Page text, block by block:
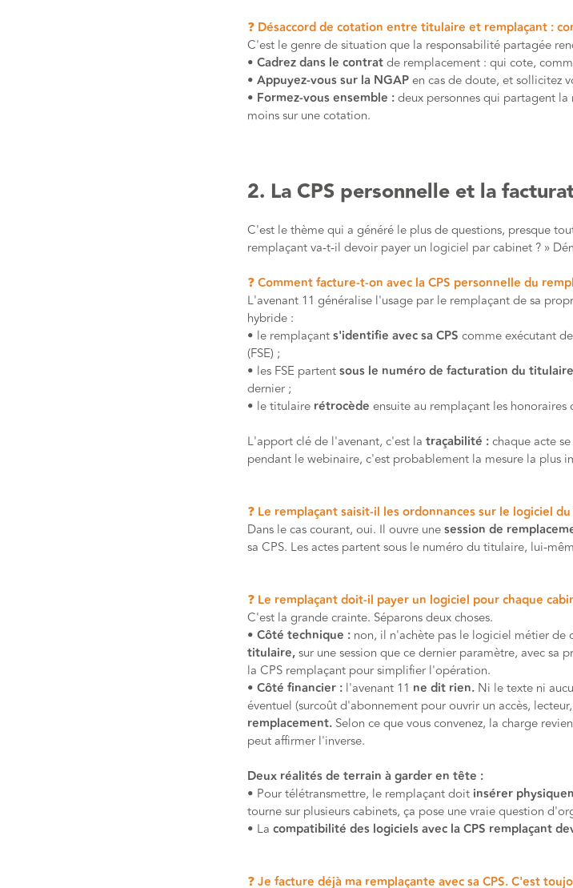
❓ Désaccord de cotation entre titulaire et remplaçant :
C'est le genre de situation que la responsabilité partagée
• Cadrez dans le contratde remplacement : qui cote,
• Appuyez-vous sur la NGAPen cas de doute, et sollicitez
• Formez-vous ensemble :deux personnes qui partagent
moins sur une cotation.
2. La CPS personnelle et la
C'est le thème qui a généré le plus de questions, presque
remplaçant va-t-il devoir payer un logiciel par cabinet ? »
❓ Comment facture-t-on avec la CPS personnelle du
L'avenant 11 généralise l'usage par le remplaçant de sa
hybride :
• le remplaçants'identifie avec sa CPS comme exécutant
(FSE) ;
• les FSE partentsous le numéro de facturation du
dernier ;
• le titulaire rétrocède ensuite au remplaçant les
L'apport clé de l'avenant, c'est la traçabilité :chaque acte
pendant le webinaire, c'est probablement la mesure la plus
❓ Le remplaçant saisit-il les ordonnances sur le logiciel
Dans le cas courant, oui. Il ouvre unesession de
sa CPS. Les actes partent sous le numéro du titulaire, lui-
❓ Le remplaçant doit-il payer un logiciel pour chaque
C'est la grande crainte. Séparons deux choses.
• Côté technique : non, il n'achète pas le logiciel métier de
titulaire,sur une session que ce dernier paramètre, avec sa
la CPS remplaçant pour simplifier l'opération.
• Côté financier : l'avenant 11 ne dit rien. Ni le texte ni
éventuel (surcoût d'abonnement pour ouvrir un accès,
remplacement. Selon ce que vous convenez, la charge
peut affirmer l'inverse.
Deux réalités de terrain à garder en tête :
• Pour télétransmettre, le remplaçant doit insérer
tourne sur plusieurs cabinets, ça pose une vraie question
• La compatibilité des logiciels avec la CPS remplaçant
❓ Je facture déjà ma remplaçante avec sa CPS. C'est